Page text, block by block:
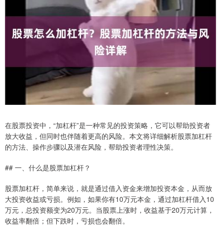
在股票投资中，“加杠杆”是一种常见的投资策略，它可以帮助投资者
放大收益，但同时也伴随着更高的风险。本文将详细解析股票加杠杆
的方法、操作步骤以及潜在风险，帮助投资者理性决策。
## 一、什么是股票加杠杆？
股票加杠杆，简单来说，就是通过借入资金来增加投资本金，从而放
大投资收益或亏损。例如，如果你有10万元本金，通过加杠杆借入10
万元，总投资额变为20万元。当股票上涨时，收益基于20万元计算，
收益率翻倍；但下跌时，亏损也会翻倍。